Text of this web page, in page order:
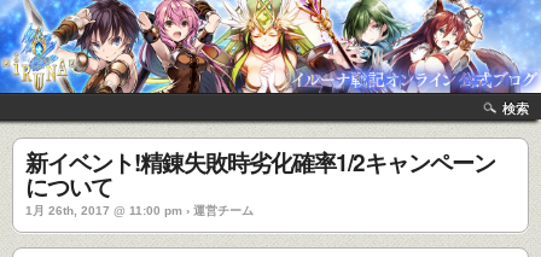
検索
新イベント!精錬失敗時劣化確率1/2キャンペーン
について
1月 26th, 2017 @ 11:00 pm › 運営チーム